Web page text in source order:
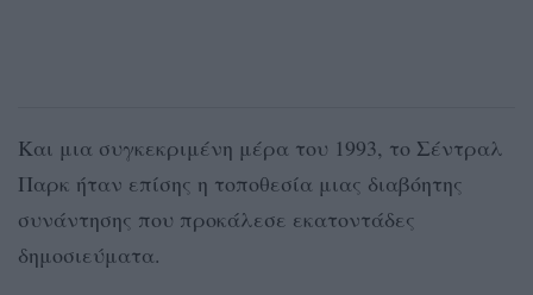
Και μια συγκεκριμένη μέρα του 1993, το Σέντραλ
Παρκ ήταν επίσης η τοποθεσία μιας διαβόητης
συνάντησης που προκάλεσε εκατοντάδες
δημοσιεύματα.